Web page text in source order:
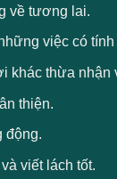
về tương lai.
việc có
khác thừa nhận
thiện.
động.
viết lách tốt.